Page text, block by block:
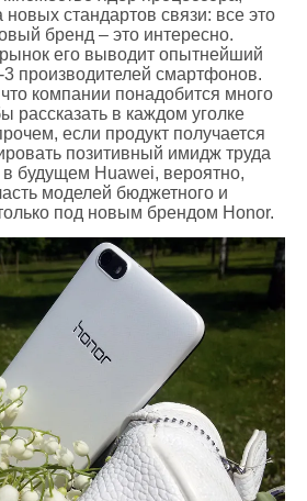
стандартов связи: все это
бренд – это интересно.
его выводит опытнейший
производителей смартфонов.
компании понадобится много
рассказать в каждом уголке
если продукт получается
позитивный имидж труда
в будущем Huawei, вероятно,
моделей бюджетного и
под новым брендом Honor.